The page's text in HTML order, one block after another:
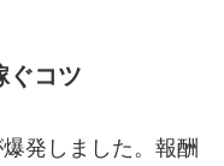
ぐコツ
発しました。報酬